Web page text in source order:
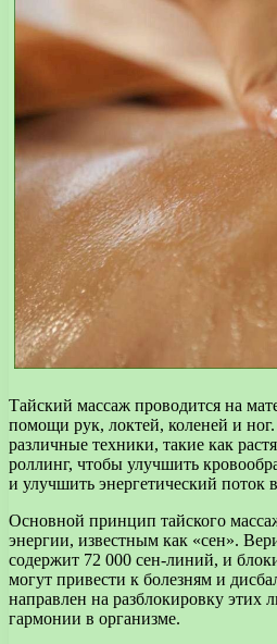
Тайский массаж проводится на
помощи рук, локтей, коленей и
различные техники, такие как
роллинг, чтобы улучшить
и улучшить энергетический поток
Основной принцип тайского
энергии, известным как «сен».
содержит 72 000 сен-линий, и
могут привести к болезням и
направлен на разблокировку этих
гармонии в организме.